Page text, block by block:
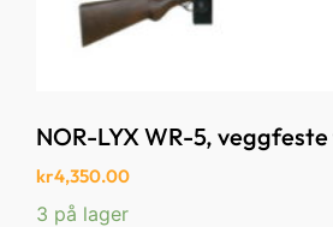
NOR-LYX WR-5,
kr4,350.00
3 på lager